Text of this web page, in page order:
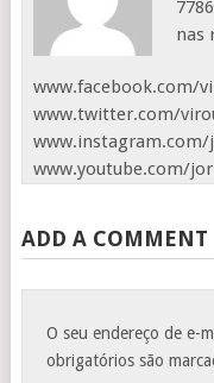
nas
www.facebook.com/
www.twitter.com/
www.youtube.com/
ADD A COMMENT
O seu endereço de e-
obrigatórios são